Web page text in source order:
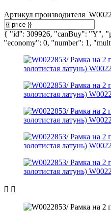
Артикул производителя
{ "id": 309926, "canBuy": "Y",
"economy": 0, "number": 1,